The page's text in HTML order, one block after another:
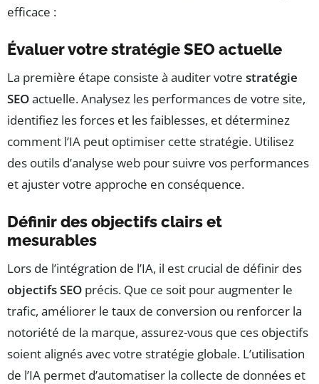
efficace :
Évaluer votre stratégie SEO actuelle
La première étape consiste à auditer votre stratégie
SEOactuelle. Analysez les performances de votre site,
identifiez les forces et les faiblesses, et déterminez
comment l’IA peut optimiser cette stratégie. Utilisez
des outils d’analyse web pour suivre vos performances
et ajuster votre approche en conséquence.
Définir des objectifs clairs et
mesurables
Lors de l’intégration de l’IA, il est crucial de définir des
objectifs SEO précis. Que ce soit pour augmenter le
trafic, améliorer le taux de conversion ou renforcer la
notoriété de la marque, assurez-vous que ces objectifs
soient alignés avec votre stratégie globale. L’utilisation
de l’IA permet d’automatiser la collecte de données et